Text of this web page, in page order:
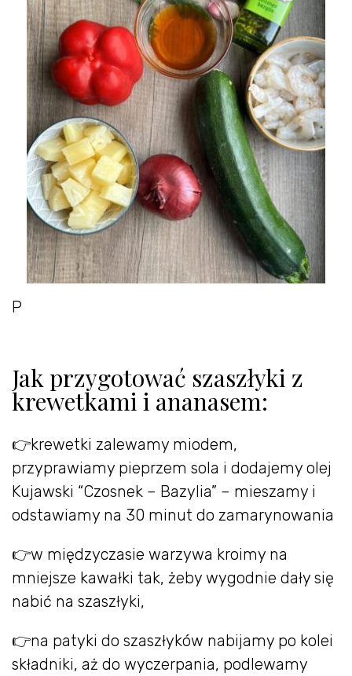
P
Jak przygotować szaszłyki z
krewetkami i ananasem:
👉krewetki zalewamy miodem,
przyprawiamy pieprzem sola i dodajemy olej
Kujawski “Czosnek – Bazylia” – mieszamy i
odstawiamy na 30 minut do zamarynowania
👉w międzyczasie warzywa kroimy na
mniejsze kawałki tak, żeby wygodnie dały się
nabić na szaszłyki,
👉na patyki do szaszłyków nabijamy po kolei
składniki, aż do wyczerpania, podlewamy